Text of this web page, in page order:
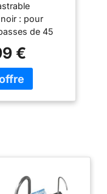
: pour
de 45
–
dans d'autres
et
le bac
d'espace pour
raccourci
€